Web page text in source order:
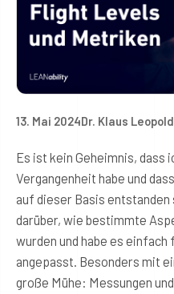
13. Mai 2024Dr. Klaus Leopold
Es ist kein Geheimnis, dass
Vergangenheit habe und
auf dieser Basis
darüber, wie bestimmte
wurden und habe es
angepasst. Besonders mit
große Mühe: Messungen